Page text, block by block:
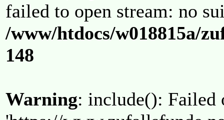
failed to open stream: no
/www/htdocs/w018815a/
148
Warning: include(): Failed